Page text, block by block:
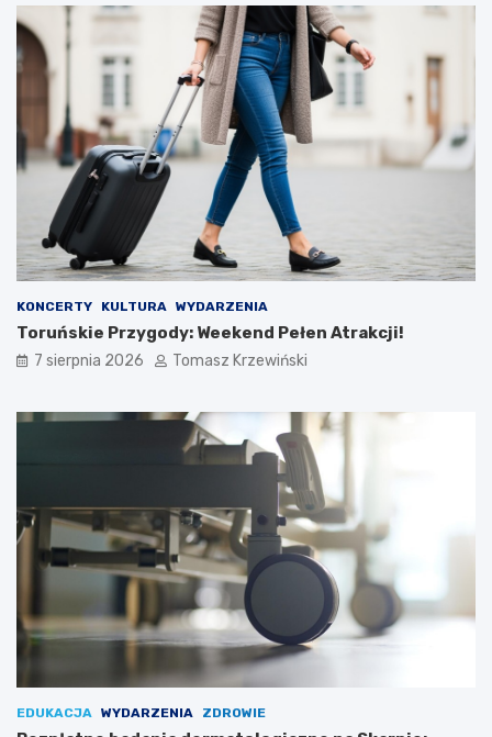
KONCERTY KULTURA WYDARZENIA
Toruńskie Przygody: Weekend Pełen Atrakcji!
7 sierpnia 2026 Tomasz Krzewiński
EDUKACJA WYDARZENIA ZDROWIE